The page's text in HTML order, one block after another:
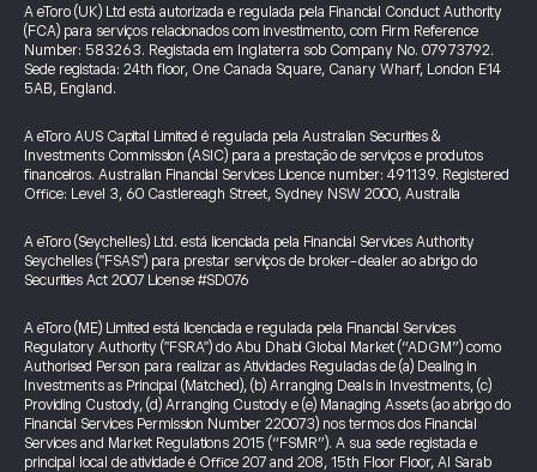
A eToro (UK) Ltd está autorizada e regulada pela Financial Conduct Authority
(FCA) para serviços relacionados com investimento, com Firm Reference
Number: 583263. Registada em Inglaterra sob Company No. 07973792.
Sede registada: 24th floor, One Canada Square, Canary Wharf, London E14
5AB, England.
A eToro AUS Capital Limited é regulada pela Australian Securities &
Investments Commission (ASIC) para a prestação de serviços e produtos
financeiros. Australian Financial Services Licence number: 491139. Registered
Office: Level 3, 60 Castlereagh Street, Sydney NSW 2000, Australia
A eToro (Seychelles) Ltd. está licenciada pela Financial Services Authority
Seychelles ("FSAS") para prestar serviços de broker-dealer ao abrigo do
Securities Act 2007 License #SD076
A eToro (ME) Limited está licenciada e regulada pela Financial Services
Regulatory Authority ("FSRA") do Abu Dhabi Global Market (“ADGM”) como
Authorised Person para realizar as Atividades Reguladas de (a) Dealing in
Investments as Principal (Matched), (b) Arranging Deals in Investments, (c)
Providing Custody, (d) Arranging Custody e (e) Managing Assets (ao abrigo do
Financial Services Permission Number 220073) nos termos dos Financial
Services and Market Regulations 2015 (“FSMR”). A sua sede registada e
principal local de atividade é Office 207 and 208, 15th Floor Floor, Al Sarab